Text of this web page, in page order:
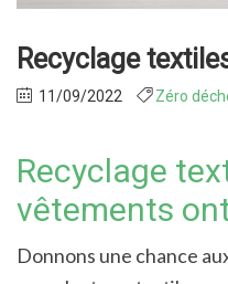
Recyclage
11/09/2022 Zéro
Recyclage
vêtements
Donnons une chance